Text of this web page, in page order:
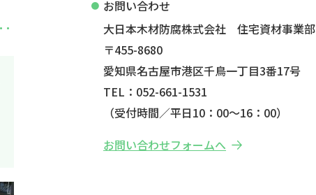
お問い合わせ
大日本木材防腐株式会社 住宅資材事業部
〒455-8680
愛知県名古屋市港区千鳥一丁目3番17号
TEL：052-661-1531
（受付時間／平日10：00～16：00）
お問い合わせフォームへ